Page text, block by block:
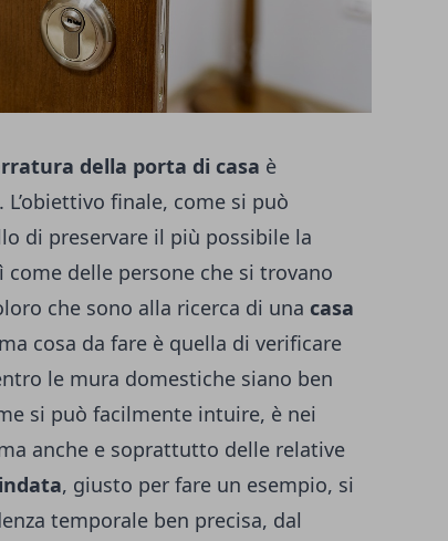
della porta di casa è
finale, come si può
di preservare il più possibile la
delle persone che si trovano
che sono alla ricerca di una casa
cosa da fare è quella di verificare
le mura domestiche siano ben
si può facilmente intuire, è nei
anche e soprattutto delle relative
, giusto per fare un esempio, si
temporale ben precisa, dal